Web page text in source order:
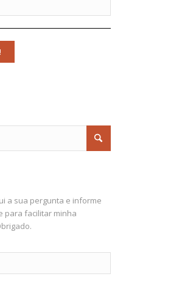
a sua pergunta e informe
para facilitar minha